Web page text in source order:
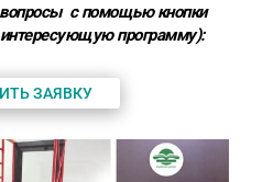
с помощью кнопки
интересующую программу):
ЗАЯВКУ